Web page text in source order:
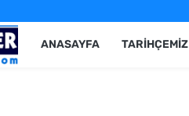
ANASAYFA TARIHÇEMIZ